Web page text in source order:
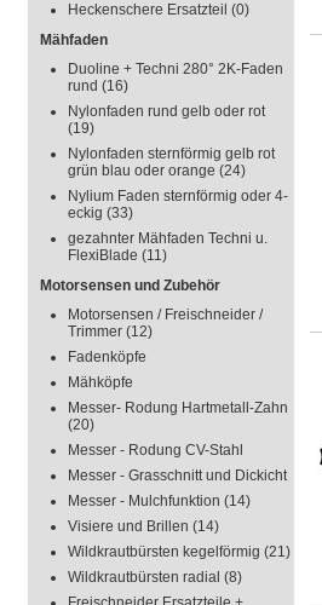
Heckenschere Ersatzteil (0)
Mähfaden
Duoline + Techni 280° 2K-Faden
rund (16)
Nylonfaden rund gelb oder rot
(19)
Nylonfaden sternförmig gelb rot
grün blau oder orange (24)
Nylium Faden sternförmig oder 4-
eckig (33)
gezahnter Mähfaden Techni u.
FlexiBlade (11)
Motorsensen und Zubehör
Motorsensen / Freischneider /
Trimmer (12)
Fadenköpfe
Mähköpfe
Messer- Rodung Hartmetall-Zahn
(20)
Messer - Rodung CV-Stahl
Messer - Grasschnitt und Dickicht
Messer - Mulchfunktion (14)
Visiere und Brillen (14)
Wildkrautbürsten kegelförmig (21)
Wildkrautbürsten radial (8)